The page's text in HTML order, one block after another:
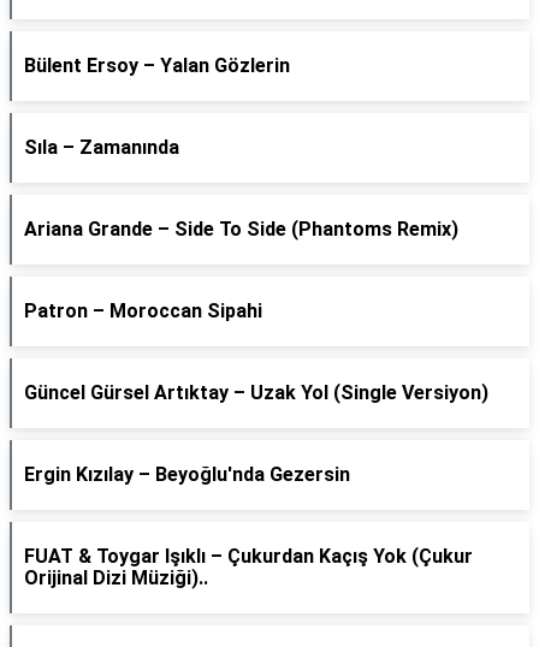
Bülent Ersoy – Yalan Gözlerin
Sıla – Zamanında
Ariana Grande – Side To Side (Phantoms Remix)
Patron – Moroccan Sipahi
Güncel Gürsel Artıktay – Uzak Yol (Single Versiyon)
Ergin Kızılay – Beyoğlu'nda Gezersin
FUAT & Toygar Işıklı – Çukurdan Kaçış Yok (Çukur
Orijinal Dizi Müziği)..